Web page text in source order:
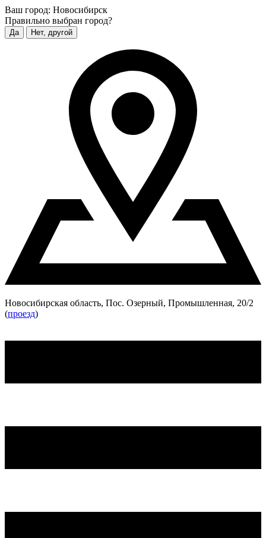
Ваш город: Новосибирск
Правильно выбран город?
Да Нет, другой
Новосибирская область, Пос. Озерный, Промышленная, 20/2
(проезд)